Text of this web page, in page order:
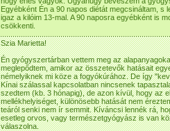
Egyébként Én a 90 napos diétát megcsináltam,
igaz a kilóim 13-mal. A 90 naposra egyébként is
csökkenti.
Szia Marietta!
Én gyógyszertárban vettem meg az
meglepődtem, amikor az összetevők hatásait
némelyiknek mi köze a fogyókúrához. De így
Kínai szálassal kapcsolatban nincsenek
szedtem (kb. 3 hónapig), de azon kívül, hogy az
mellékhelyiséget, különösebb hatását nem
teáról senki nem ír semmit. Kíváncsi lennék rá,
esetleg orvos, vagy természetgyógyász is van
válaszolna.